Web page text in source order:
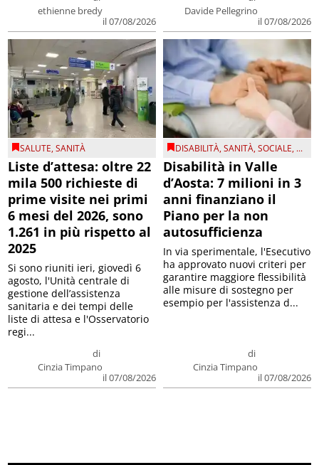
ethienne bredy
il 07/08/2026
Davide Pellegrino
il 07/08/2026
SALUTE,SANITÀ
Liste d’attesa: oltre 22
mila 500 richieste di
prime visite nei primi
6 mesi del 2026, sono
1.261 in più rispetto al
2025
di
Cinzia Timpano
il 07/08/2026
Si sono riuniti ieri, giovedì 6
agosto, l'Unità centrale di
gestione dell’assistenza
sanitaria e dei tempi delle
liste di attesa e l'Osservatorio
regi...
DISABILITÀ,SANITÀ,SOCIALE, ...
Disabilità in Valle
d’Aosta: 7 milioni in 3
anni finanziano il
Piano per la non
autosufficienza
di
Cinzia Timpano
il 07/08/2026
In via sperimentale, l'Esecutivo
ha approvato nuovi criteri per
garantire maggiore flessibilità
alle misure di sostegno per
esempio per l'assistenza d...